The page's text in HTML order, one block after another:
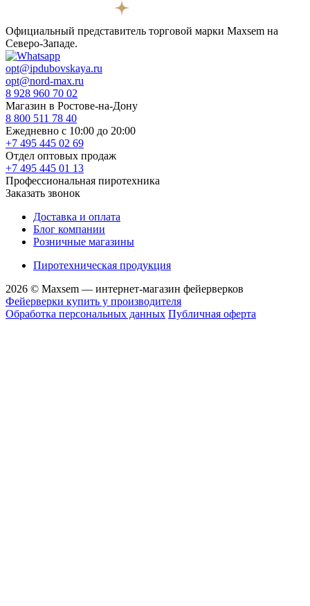
Официальный представитель торговой марки Maxsem на
Северо-Западе.
opt@ipdubovskaya.ru
opt@nord-max.ru
8 928 960 70 02
Магазин в Ростове-на-Дону
8 800 511 78 40
Ежедневно с 10:00 до 20:00
+7 495 445 02 69
Отдел оптовых продаж
+7 495 445 01 13
Профессиональная пиротехника
Заказать звонок
Доставка и оплата
Блог компании
Розничные магазины
Пиротехническая продукция
2026 © Maxsem — интернет-магазин фейерверков
Фейерверки купить у производителя
Обработка персональных данных Публичная оферта